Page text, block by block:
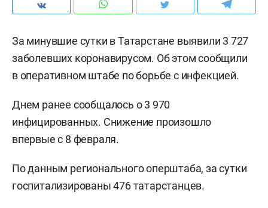
За минувшие сутки в Татарстане выявили 3 727
заболевших коронавирусом. Об этом сообщили
в оперативном штабе по борьбе с инфекцией.
Днем ранее сообщалось о 3 970
инфицированных. Снижение произошло
впервые с 8 февраля.
По данным регионального оперштаба, за сутки
госпитализированы 476 татарстанцев.